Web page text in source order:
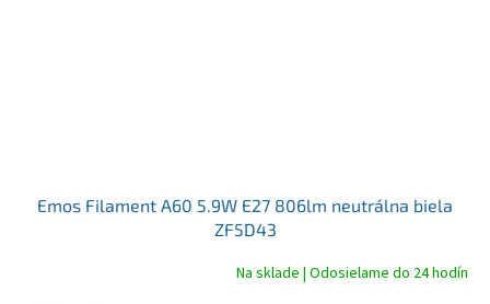
Emos Filament A60 5.9W E27 806lm neutrálna biela
ZF5D43
Na sklade | Odosielame do 24 hodín